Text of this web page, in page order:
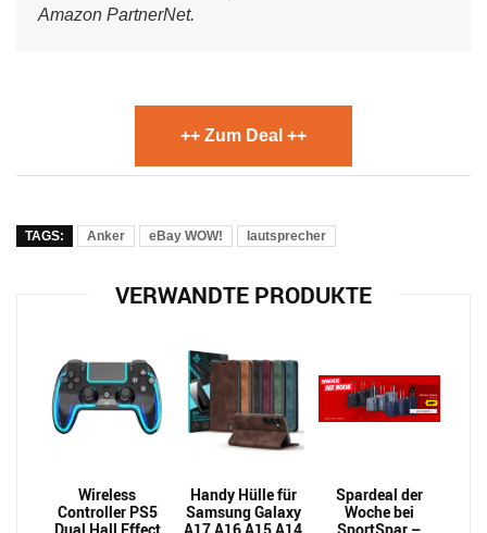
Amazon PartnerNet.
++ Zum Deal ++
TAGS: Anker eBay WOW! lautsprecher
VERWANDTE PRODUKTE
Wireless
Controller PS5
Handy Hülle für
Samsung Galaxy
Spardeal der
Woche bei